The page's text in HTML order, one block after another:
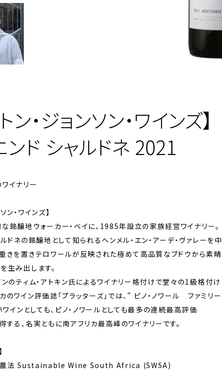
ン・ジョンソン・ワインズ】
ド シャルドネ 2021
イナリー
ン・ワインズ】
銘醸地ウォーカー・ベイに、1985年設立の家族経営ワイナリー。
ルドネの銘醸地として知られるヘンメル・エン・アーデ・ヴァレーを中
きを置きテロワールが反映された極めて高品質なブドウから素晴
生み出します。
ンのティム・アトキン氏によるワイナリー格付けで堂々の1級格付け
のワイン評価誌「プラッターズ」では、" ピノ・ノワール ファミリー
インとしても、ピノ・ノワールとしても最多の連続最高評価
、名実ともに南アフリカ最高峰のワイナリーです。
農法 Sustainable Wine South Africa (SWSA)